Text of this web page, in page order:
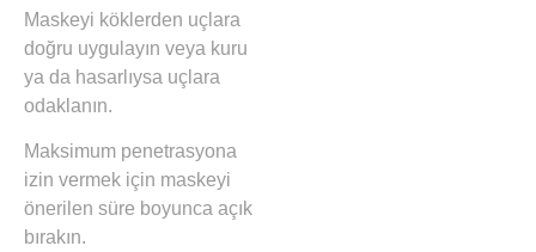
Maskeyi köklerden uçlara
doğru uygulayın veya kuru
ya da hasarlıysa uçlara
odaklanın.
Maksimum penetrasyona
izin vermek için maskeyi
önerilen süre boyunca açık
bırakın.